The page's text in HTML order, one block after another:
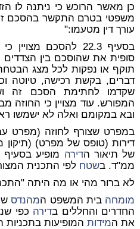
כן מאשר הרוכש כי ניתנה לו
משפטי בטרם התקשר בהסכם זה
עורך דין מטעמו:"
בסעיף 22.3 להסכם
סופית את שהוסכם בין
תוקף או נפקות לכל מצג
דברים, בקשת רכישה, טיוטה
שקדמו לחתימת הסכם זה
המפורש. עוד מצויין כי החוזה
ובא במקומם ואלה לא ישמשו
במפרט שצורף לחוזה (מפרט
של תיאור הדירה מופיע בסעיף 3.1 "
ממ"ד. בשטח לפי התכנית
לא ברור מהי או מה היתה
מומחה בית המשפט המהנדס
החדרים והחללים בדירה כפי
את המידותהמופיעות בתכניות